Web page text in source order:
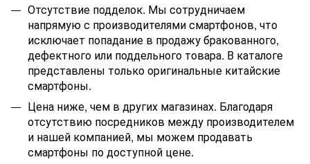
Отсутствие подделок. Мы сотрудничаем
напрямую с производителями смартфонов, что
исключает попадание в продажу бракованного,
дефектного или поддельного товара. В каталоге
представлены только оригинальные китайские
смартфоны.
Цена ниже, чем в других магазинах. Благодаря
отсутствию посредников между производителем
и нашей компанией, мы можем продавать
смартфоны по доступной цене.